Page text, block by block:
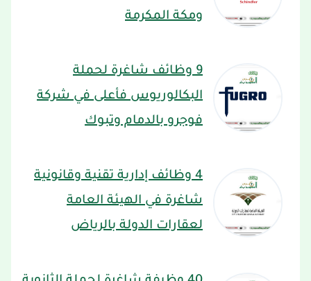
ومكة المكرمة
9 وظائف شاغرة لحملة
البكالوريوس فأعلى في شركة
فوجرو بالدمام وتبوك
4 وظائف إدارية تقنية وقانونية
شاغرة في الهيئة العامة
لعقارات الدولة بالرياض